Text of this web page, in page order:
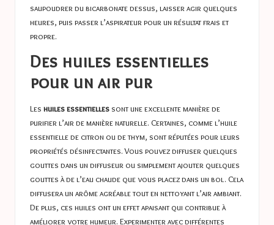
saupoudrer du bicarbonate dessus, laisser agir quelques
heures, puis passer l’aspirateur pour un résultat frais et
propre.
Des huiles essentielles
pour un air pur
Les huiles essentielles sont une excellente manière de
purifier l’air de manière naturelle. Certaines, comme l’huile
essentielle de citron ou de thym, sont réputées pour leurs
propriétés désinfectantes. Vous pouvez diffuser quelques
gouttes dans un diffuseur ou simplement ajouter quelques
gouttes à de l’eau chaude que vous placez dans un bol. Cela
diffusera un arôme agréable tout en nettoyant l’air ambiant.
De plus, ces huiles ont un effet apaisant qui contribue à
améliorer votre humeur. Experimenter avec différentes